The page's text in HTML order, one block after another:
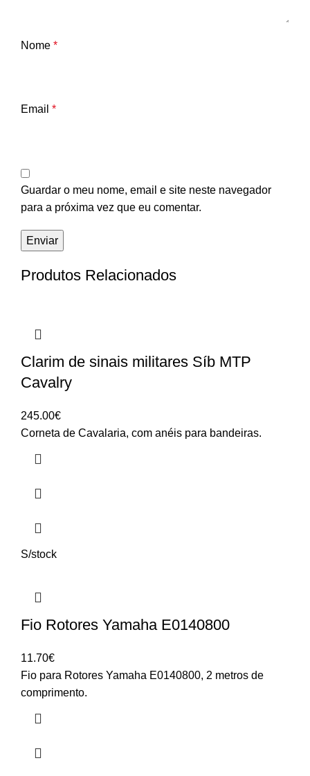
Nome *
Email *
Guardar o meu nome, email e site neste navegador
para a próxima vez que eu comentar.
Produtos Relacionados
Clarim de sinais militares Síb MTP
Cavalry
245.00€
Corneta de Cavalaria, com anéis para bandeiras.
S/stock
Fio Rotores Yamaha E0140800
11.70€
Fio para Rotores Yamaha E0140800, 2 metros de
comprimento.